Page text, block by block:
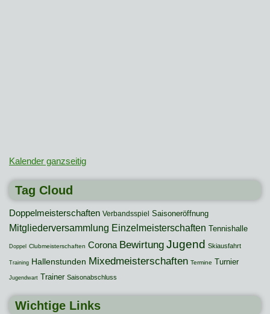
Kalender ganzseitig
Tag Cloud
Doppelmeisterschaften Verbandsspiel Saisoneröffnung
Mitgliederversammlung Einzelmeisterschaften Tennishalle
Doppel Clubmeisterschaften Corona Bewirtung Jugend Skiausfahrt
Training Hallenstunden Mixedmeisterschaften Termine Turnier
Jugendwart Trainer Saisonabschluss
Wichtige Links